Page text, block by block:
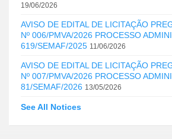
19/06/2026
AVISO DE EDITAL DE LICITAÇÃO
Nº 006/PMVA/2026 PROCESSO
619/SEMAF/2025 11/06/2026
AVISO DE EDITAL DE LICITAÇÃO
Nº 007/PMVA/2026 PROCESSO
81/SEMAF/2026 13/05/2026
See All Notices